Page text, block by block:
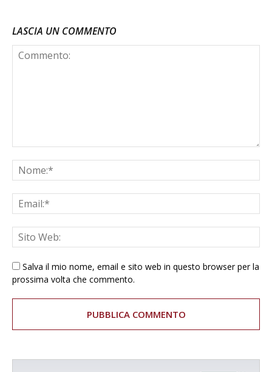
LASCIA UN COMMENTO
Salva il mio nome, email e sito web in questo browser per la
prossima volta che commento.